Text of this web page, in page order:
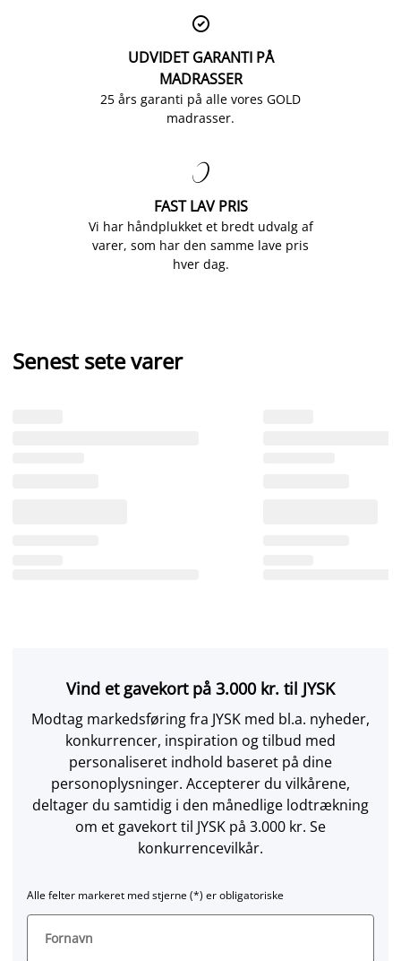

UDVIDET GARANTI PÅ
MADRASSER
25 års garanti på alle vores GOLD
madrasser.

FAST LAV PRIS
Vi har håndplukket et bredt udvalg af
varer, som har den samme lave pris
hver dag.
Senest sete varer
Vind et gavekort på 3.000 kr. til JYSK
Modtag markedsføring fra JYSK med bl.a. nyheder,
konkurrencer, inspiration og tilbud med
personaliseret indhold baseret på dine
personoplysninger. Accepterer du vilkårene,
deltager du samtidig i den månedlige lodtrækning
om et gavekort til JYSK på 3.000 kr. Se
konkurrencevilkår.
Alle felter markeret med stjerne (*) er obligatoriske
Fornavn